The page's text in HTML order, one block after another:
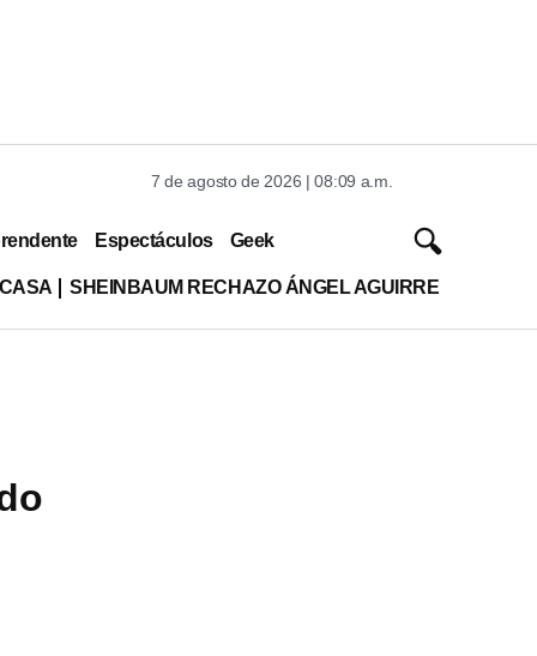
7 de agosto de 2026 | 08:09 a.m.
Espectáculos Geek
SHEINBAUM RECHAZO ÁNGEL AGUIRRE